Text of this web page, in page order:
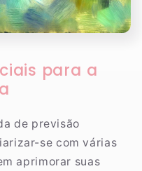
para a
de previsão
se com várias
aprimorar suas